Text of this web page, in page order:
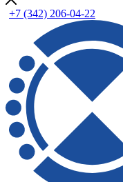
+7 (342) 206-04-22